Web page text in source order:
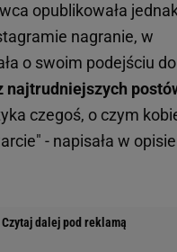
opublikowała
nagranie, w
o swoim podejściu
najtrudniejszych
czegoś, o czym
- napisała w